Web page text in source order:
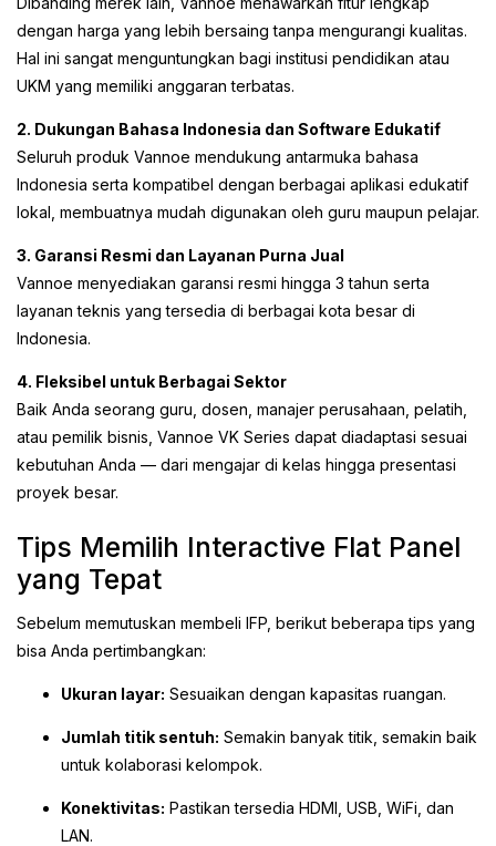
dengan harga yang lebih bersaing tanpa mengurangi kualitas.
Hal ini sangat menguntungkan bagi institusi pendidikan atau
UKM yang memiliki anggaran terbatas.
2. Dukungan Bahasa Indonesia dan Software Edukatif
Seluruh produk Vannoe mendukung antarmuka bahasa
Indonesia serta kompatibel dengan berbagai aplikasi edukatif
lokal, membuatnya mudah digunakan oleh guru maupun pelajar.
3. Garansi Resmi dan Layanan Purna Jual
Vannoe menyediakan garansi resmi hingga 3 tahun serta
layanan teknis yang tersedia di berbagai kota besar di
Indonesia.
4. Fleksibel untuk Berbagai Sektor
Baik Anda seorang guru, dosen, manajer perusahaan, pelatih,
atau pemilik bisnis, Vannoe VK Series dapat diadaptasi sesuai
kebutuhan Anda — dari mengajar di kelas hingga presentasi
proyek besar.
Tips Memilih Interactive Flat Panel
yang Tepat
Sebelum memutuskan membeli IFP, berikut beberapa tips yang
bisa Anda pertimbangkan:
Ukuran layar: Sesuaikan dengan kapasitas ruangan.
Jumlah titik sentuh: Semakin banyak titik, semakin baik
untuk kolaborasi kelompok.
Konektivitas: Pastikan tersedia HDMI, USB, WiFi, dan
LAN.